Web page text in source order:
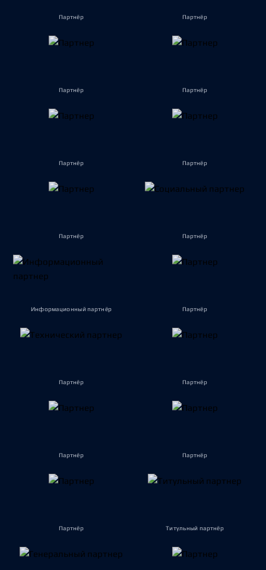
Партнёр Партнёр
Партнёр Партнёр
Партнёр Партнёр
Партнёр Партнёр
Информационный партнёр Партнёр
Партнёр Партнёр
Партнёр Партнёр
Партнёр Титульный партнёр